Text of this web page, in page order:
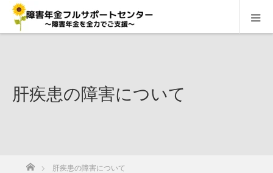
肝疾患の障害について
ホーム
肝疾患の障害について